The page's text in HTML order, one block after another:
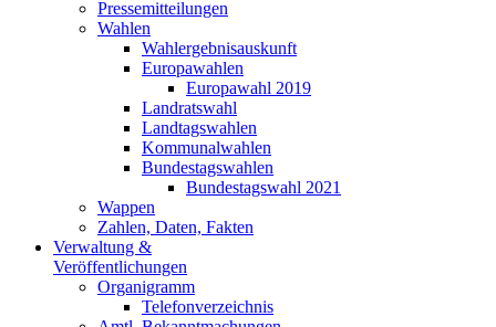
Pressemitteilungen
Wahlen
Wahlergebnisauskunft
Europawahlen
Europawahl 2019
Landratswahl
Landtagswahlen
Kommunalwahlen
Bundestagswahlen
Bundestagswahl 2021
Wappen
Zahlen, Daten, Fakten
Verwaltung &
Veröffentlichungen
Organigramm
Telefonverzeichnis